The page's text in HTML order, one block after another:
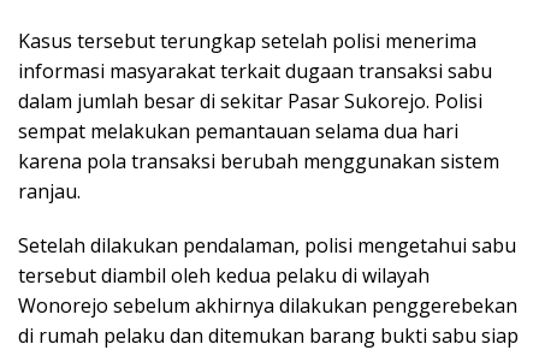
Kasus tersebut terungkap setelah polisi menerima
informasi masyarakat terkait dugaan transaksi sabu
dalam jumlah besar di sekitar Pasar Sukorejo. Polisi
sempat melakukan pemantauan selama dua hari
karena pola transaksi berubah menggunakan sistem
ranjau.
Setelah dilakukan pendalaman, polisi mengetahui sabu
tersebut diambil oleh kedua pelaku di wilayah
Wonorejo sebelum akhirnya dilakukan penggerebekan
di rumah pelaku dan ditemukan barang bukti sabu siap